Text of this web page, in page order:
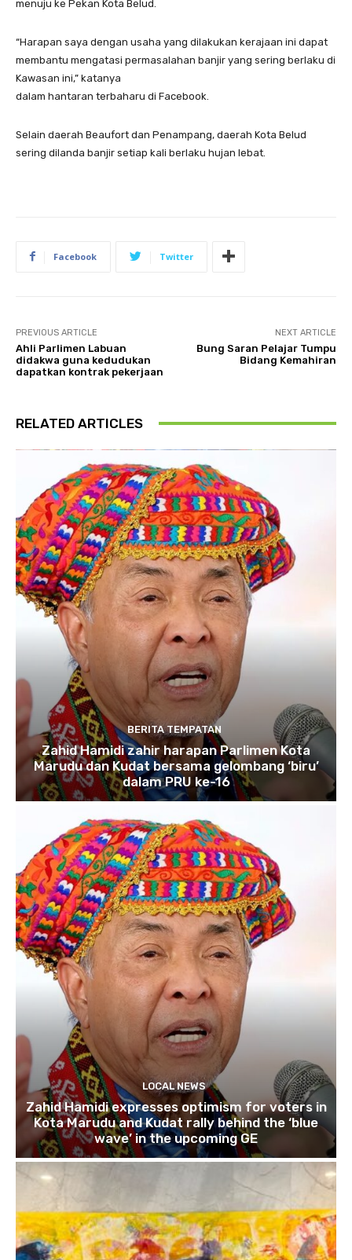
menuju ke Pekan Kota Belud.
“Harapan saya dengan usaha yang dilakukan kerajaan ini dapat
membantu mengatasi permasalahan banjir yang sering berlaku di
Kawasan ini,” katanya
dalam hantaran terbaharu di Facebook.
Selain daerah Beaufort dan Penampang, daerah Kota Belud
sering dilanda banjir setiap kali berlaku hujan lebat.
Facebook Twitter
PREVIOUS ARTICLE
Ahli Parlimen Labuan
didakwa guna kedudukan
dapatkan kontrak pekerjaan
NEXT ARTICLE
Bung Saran Pelajar Tumpu
Bidang Kemahiran
RELATED ARTICLES
BERITA TEMPATAN
Zahid Hamidi zahir harapan Parlimen Kota
Marudu dan Kudat bersama gelombang ‘biru’
dalam PRU ke-16
LOCAL NEWS
Zahid Hamidi expresses optimism for voters in
Kota Marudu and Kudat rally behind the ‘blue
wave’ in the upcoming GE